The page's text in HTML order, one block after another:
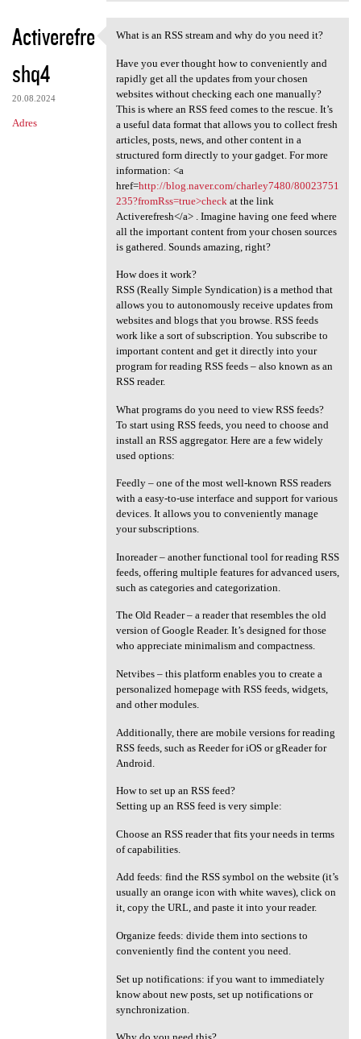
Activerefre
shq4
20.08.2024
Adres
What is an RSS stream and why
What is an RSS stream and why do you need it?
Have you ever thought how to conveniently and
rapidly get all the updates from your chosen
websites without checking each one manually?
This is where an RSS feed comes to the rescue. It’s
a useful data format that allows you to collect fresh
articles, posts, news, and other content in a
structured form directly to your gadget. For more
information: <a
href=http://blog.naver.com/charley7480/80023751
235?fromRss=true>check at the link
Activerefresh</a> . Imagine having one feed where
all the important content from your chosen sources
is gathered. Sounds amazing, right?
How does it work?
RSS (Really Simple Syndication) is a method that
allows you to autonomously receive updates from
websites and blogs that you browse. RSS feeds
work like a sort of subscription. You subscribe to
important content and get it directly into your
program for reading RSS feeds – also known as an
RSS reader.
What programs do you need to view RSS feeds?
To start using RSS feeds, you need to choose and
install an RSS aggregator. Here are a few widely
used options:
Feedly – one of the most well-known RSS readers
with a easy-to-use interface and support for various
devices. It allows you to conveniently manage
your subscriptions.
Inoreader – another functional tool for reading RSS
feeds, offering multiple features for advanced users,
such as categories and categorization.
The Old Reader – a reader that resembles the old
version of Google Reader. It’s designed for those
who appreciate minimalism and compactness.
Netvibes – this platform enables you to create a
personalized homepage with RSS feeds, widgets,
and other modules.
Additionally, there are mobile versions for reading
RSS feeds, such as Reeder for iOS or gReader for
Android.
How to set up an RSS feed?
Setting up an RSS feed is very simple:
Choose an RSS reader that fits your needs in terms
of capabilities.
Add feeds: find the RSS symbol on the website (it’s
usually an orange icon with white waves), click on
it, copy the URL, and paste it into your reader.
Organize feeds: divide them into sections to
conveniently find the content you need.
Set up notifications: if you want to immediately
know about new posts, set up notifications or
synchronization.